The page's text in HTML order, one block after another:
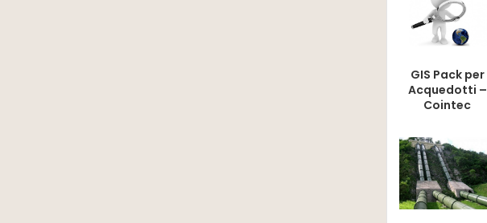
GIS Pack per
Acquedotti –
Cointec